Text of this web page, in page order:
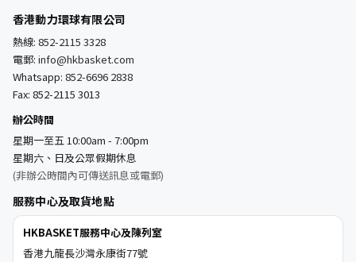
香港動力環球有限公司
熱線: 852-2115 3328
電郵: info@hkbasket.com
Whatsapp: 852-6696 2838
Fax: 852-2115 3013
辦公時間
星期一至五 10:00am - 7:00pm
星期六、日及公眾假期休息
(非辦公時間內可傳送訊息或電郵)
服務中心及取貨地點
HKBASKET服務中心及陳列室
香港九龍長沙灣永康街77號